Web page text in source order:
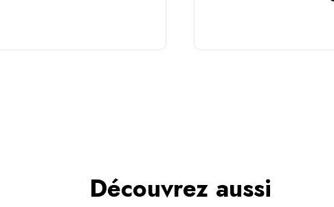
Découvrez aussi